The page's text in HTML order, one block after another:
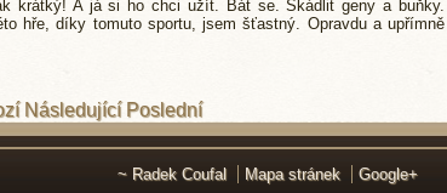
krátký! A já si ho chci užít. Bát se. Škádlit geny a buňky.
hře, díky tomuto sportu, jsem šťastný. Opravdu a upřímně
Následující Poslední
~ Radek Coufal Mapa stránek Google+